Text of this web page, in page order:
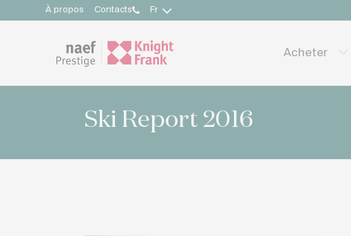
À propos Contacts Fr
Acheter
Ski Report 2016